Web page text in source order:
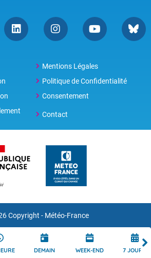
DEMAIN WEEK-END 7 JOURS
Mentions Légales
Politique de Confidentialité
Consentement
Contact
Copyright - Météo-France